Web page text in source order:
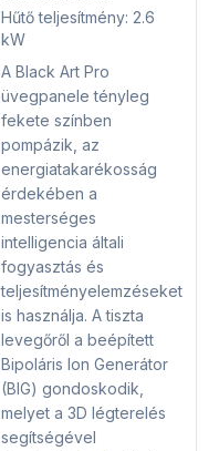
Hűtő teljesítmény: 2.6
kW
A Black Art Pro
üvegpanele tényleg
fekete színben
pompázik, az
energiatakarékosság
érdekében a
mesterséges
intelligencia általi
fogyasztás és
teljesítményelemzéseket
is használja. A tiszta
levegőről a beépített
Bipoláris Ion Generátor
(BIG) gondoskodik,
melyet a 3D légterelés
segítségével